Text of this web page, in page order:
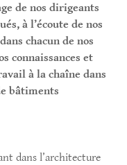
de nos dirigeants
à l’écoute de nos
chacun de nos
connaissances et
à la chaîne dans
bâtiments
dans l’architecture